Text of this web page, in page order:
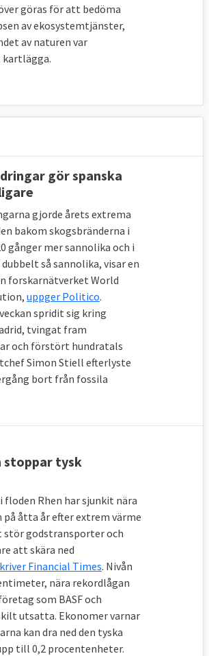
göras för att bedöma
av ekosystemtjänster,
av naturen var
gör spanska
gjorde årets extrema
bakom skogsbränderna i
gånger mer sannolika och i
så sannolika, visar en
forskarnätverket World
uppger Politico.
spridit sig kring
tvingat fram
och förstört hundratals
Simon Stiell efterlyste
bort från fossila
stoppar tysk
floden Rhen har sjunkit nära
på åtta år efter extrem värme
stör godstransporter och
att skära ned
Financial Times. Nivån
nära rekordlågan
som BASF och
utsatta. Ekonomer varnar
kan dra ned den tyska
till 0,2 procentenheter.